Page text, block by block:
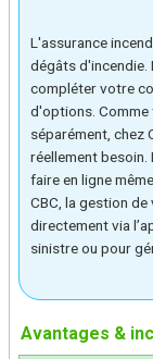
L'assurance
dégâts d'incendie.
compléter votre
d'options.
séparément, chez
réellement besoin.
faire en ligne
CBC, la gestion
directement via
sinistre ou pour
Avantages &